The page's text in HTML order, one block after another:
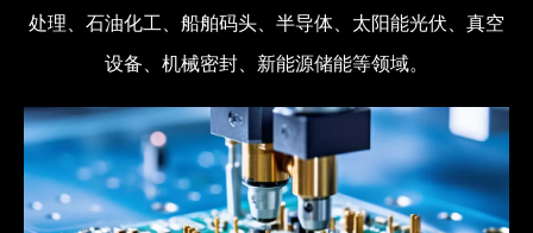
处理、石油化工、船舶码头、半导体、太阳能光伏、真空
设备、机械密封、新能源储能等领域。